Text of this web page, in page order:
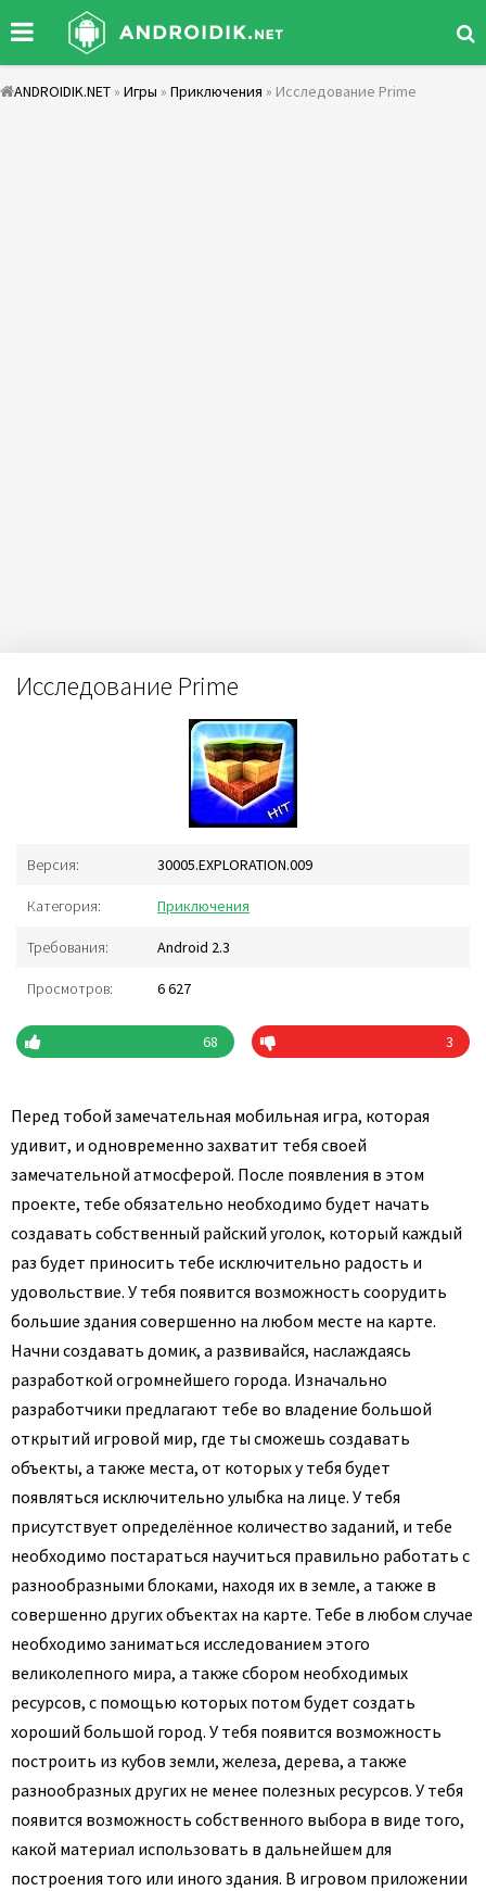
ANDROIDIK.NET » Игры » Приключения » Исследование Prime
Исследование Prime
Версия: 30005.EXPLORATION.009
Категория: Приключения
Требования: Android 2.3
Просмотров: 6 627
68 3
Перед тобой замечательная мобильная игра, которая
удивит, и одновременно захватит тебя своей
замечательной атмосферой. После появления в этом
проекте, тебе обязательно необходимо будет начать
создавать собственный райский уголок, который каждый
раз будет приносить тебе исключительно радость и
удовольствие. У тебя появится возможность соорудить
большие здания совершенно на любом месте на карте.
Начни создавать домик, а развивайся, наслаждаясь
разработкой огромнейшего города. Изначально
разработчики предлагают тебе во владение большой
открытий игровой мир, где ты сможешь создавать
объекты, а также места, от которых у тебя будет
появляться исключительно улыбка на лице. У тебя
присутствует определённое количество заданий, и тебе
необходимо постараться научиться правильно работать с
разнообразными блоками, находя их в земле, а также в
совершенно других объектах на карте. Тебе в любом случае
необходимо заниматься исследованием этого
великолепного мира, а также сбором необходимых
ресурсов, с помощью которых потом будет создать
хороший большой город. У тебя появится возможность
построить из кубов земли, железа, дерева, а также
разнообразных других не менее полезных ресурсов. У тебя
появится возможность собственного выбора в виде того,
какой материал использовать в дальнейшем для
построения того или иного здания. В игровом приложении